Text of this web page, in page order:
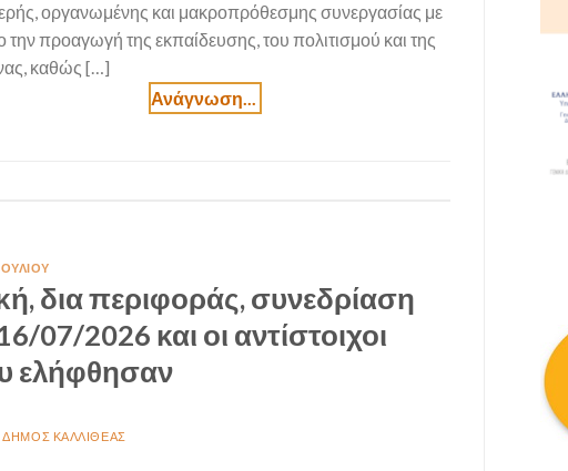
οργανωμένης και μακροπρόθεσμης συνεργασίας με
την προαγωγή της εκπαίδευσης, του πολιτισμού και της
καθώς […]
δια περιφοράς, συνεδρίαση
07/2026 και οι αντίστοιχοι
ελήφθησαν
ΔΉΜΟΣ ΚΑΛΛΙΘΈΑΣ